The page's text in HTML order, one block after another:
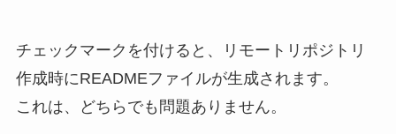
チェックマークを付けると、リモートリポジトリ
作成時にREADMEファイルが生成されます。
これは、どちらでも問題ありません。